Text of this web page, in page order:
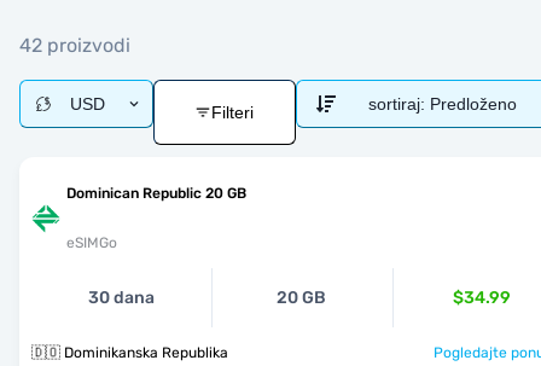
42 proizvodi
USD Filteri sortiraj: Predloženo
Dominican Republic 20 GB
eSIMGo
30 dana 20 GB $34.99
🇩🇴 Dominikanska Republika Pogledajte